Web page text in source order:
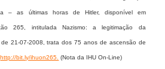
– as últimas horas de Hitler, disponível em
265, intitulada Nazismo: a legitimação da
21-07-2008, trata dos 75 anos de ascensão de
http://bit.ly/ihuon265. (Nota da IHU On-Line)